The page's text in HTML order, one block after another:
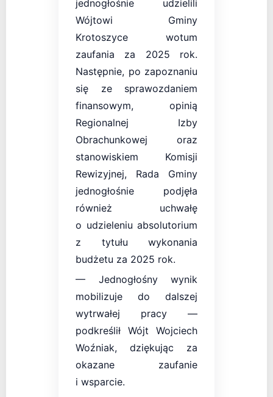
jednogłośnie udzielili
Wójtowi Gminy
Krotoszyce wotum
zaufania za 2025 rok.
Następnie, po zapoznaniu
się ze sprawozdaniem
finansowym, opinią
Regionalnej Izby
Obrachunkowej oraz
stanowiskiem Komisji
Rewizyjnej, Rada Gminy
jednogłośnie podjęła
również uchwałę
o udzieleniu absolutorium
z tytułu wykonania
budżetu za 2025 rok.
— Jednogłośny wynik
mobilizuje do dalszej
wytrwałej pracy —
podkreślił Wójt Wojciech
Woźniak, dziękując za
okazane zaufanie
i wsparcie.